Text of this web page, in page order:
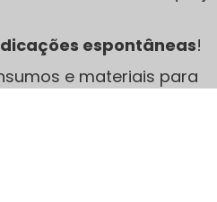
espontâneas!
e materiais para